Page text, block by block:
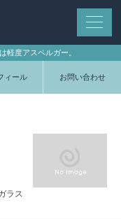
軽度アスペルガー。
ィール お問い合わせ
ラス